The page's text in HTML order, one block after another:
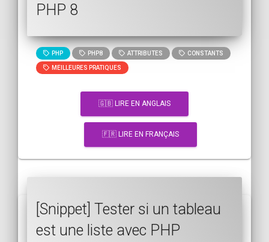
PHP 8
PHP PHP8 ATTRIBUTES CONSTANTS
MEILLEURES PRATIQUES
🇬🇧 LIRE EN ANGLAIS
🇫🇷 LIRE EN FRANÇAIS
[Snippet] Tester si un tableau
est une liste avec PHP